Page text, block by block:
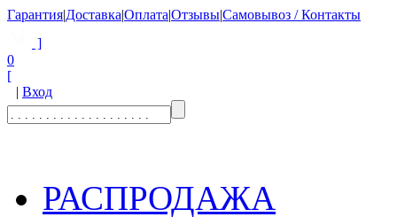
Гарантия|Доставка|Оплата|Отзывы|Самовывоз / Контакты
]
0
[
| Вход
РАСПРОДАЖА